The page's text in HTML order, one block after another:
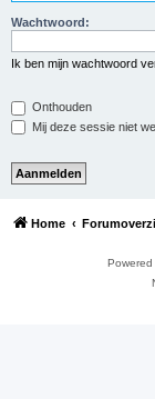
Wachtwoord:
Ik ben mijn wachtwoord
Onthouden
Mij deze sessie niet
Home
Powered